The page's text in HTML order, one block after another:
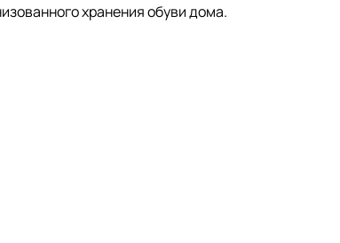
хранения обуви дома.